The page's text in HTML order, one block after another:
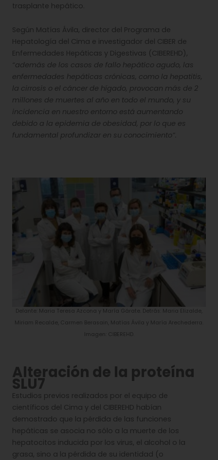
trasplante hepático.
Según Matías Ávila, director del Programa de
Hepatología del Cima e investigador del CIBER de
Enfermedades Hepáticas y Digestivas (CIBEREHD),
“además de los casos de fallo hepático agudo, las
enfermedades hepáticas crónicas, como la hepatitis,
la cirrosis o el cáncer de hígado, provocan más de 2
millones de muertes al año en todo el mundo, y su
incidencia en nuestro entorno está aumentando
debido a la epidemia de obesidad, por lo que es
fundamental profundizar en su conocimiento”.
Delante: Maria Teresa Azcona y María Gárate. Detrás: Maria Elizalde,
Miriam Recalde, Carmen Berasain, Matías Ávila y María Arechederra.
Imagen: CIBEREHD.
Alteración de la proteína
SLU7
Estudios previos realizados por el equipo de
científicos del Cima y del CIBEREHD habían
demostrado que la pérdida de las funciones
hepáticas se asocia no sólo a la muerte de los
hepatocitos inducida por los virus, el alcohol o la
grasa, sino a la pérdida de su identidad (o